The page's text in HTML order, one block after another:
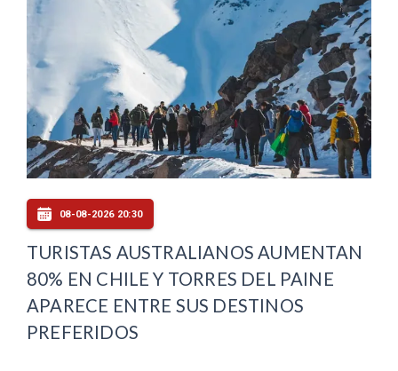
08-08-2026 20:30
TURISTAS AUSTRALIANOS AUMENTAN
80% EN CHILE Y TORRES DEL PAINE
APARECE ENTRE SUS DESTINOS
PREFERIDOS